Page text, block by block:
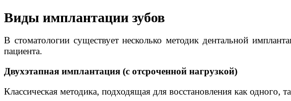
Виды имплантации зубов
В стоматологии существует несколько методик дентальной
пациента.
Двухэтапная имплантация (с отсроченной нагрузкой)
Классическая методика, подходящая для восстановления как одного,